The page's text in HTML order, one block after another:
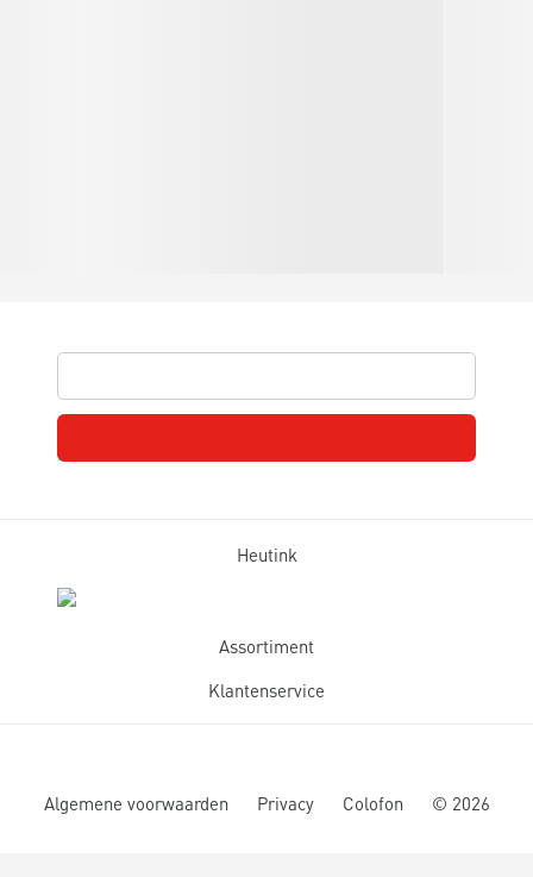
Heutink
Assortiment
Klantenservice
Algemene voorwaarden Privacy Colofon © 2026